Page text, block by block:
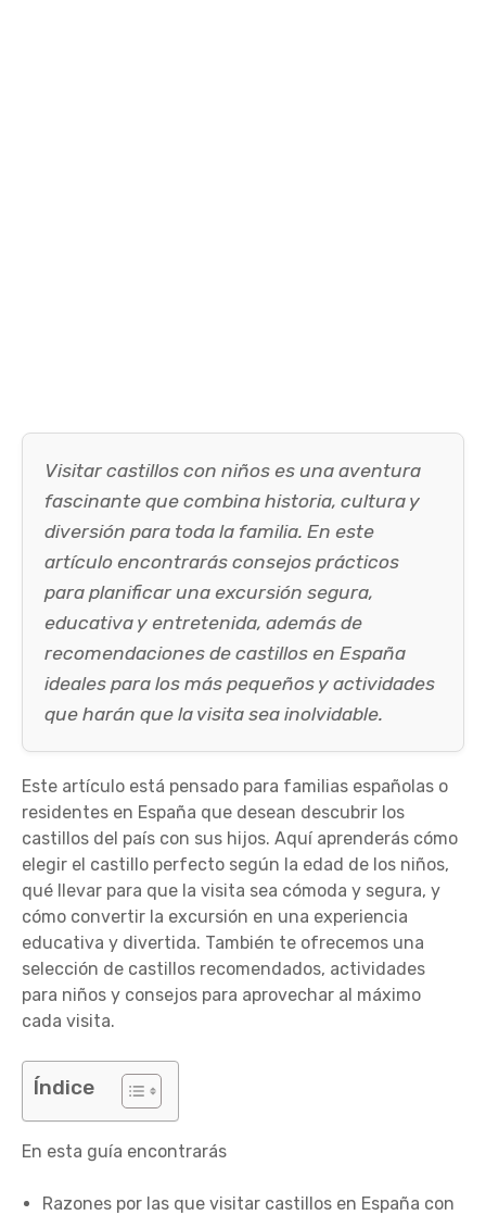
Visitar castillos con niños es una aventura
fascinante que combina historia, cultura y
diversión para toda la familia. En este
artículo encontrarás consejos prácticos
para planificar una excursión segura,
educativa y entretenida, además de
recomendaciones de castillos en España
ideales para los más pequeños y actividades
que harán que la visita sea inolvidable.
Este artículo está pensado para familias españolas o
residentes en España que desean descubrir los
castillos del país con sus hijos. Aquí aprenderás cómo
elegir el castillo perfecto según la edad de los niños,
qué llevar para que la visita sea cómoda y segura, y
cómo convertir la excursión en una experiencia
educativa y divertida. También te ofrecemos una
selección de castillos recomendados, actividades
para niños y consejos para aprovechar al máximo
cada visita.
Índice
En esta guía encontrarás
Razones por las que visitar castillos en España con